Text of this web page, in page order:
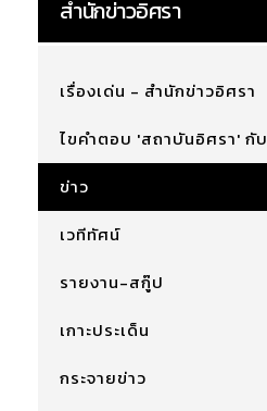
สำนักข่าวอิศรา
เรื่องเด่น - สำนักข่าวอิศรา
ไขคำตอบ 'สถาบันอิศรา' กั
ข่าว
เวทีทัศน์
รายงาน-สกู๊ป
เกาะประเด็น
กระจายข่าว